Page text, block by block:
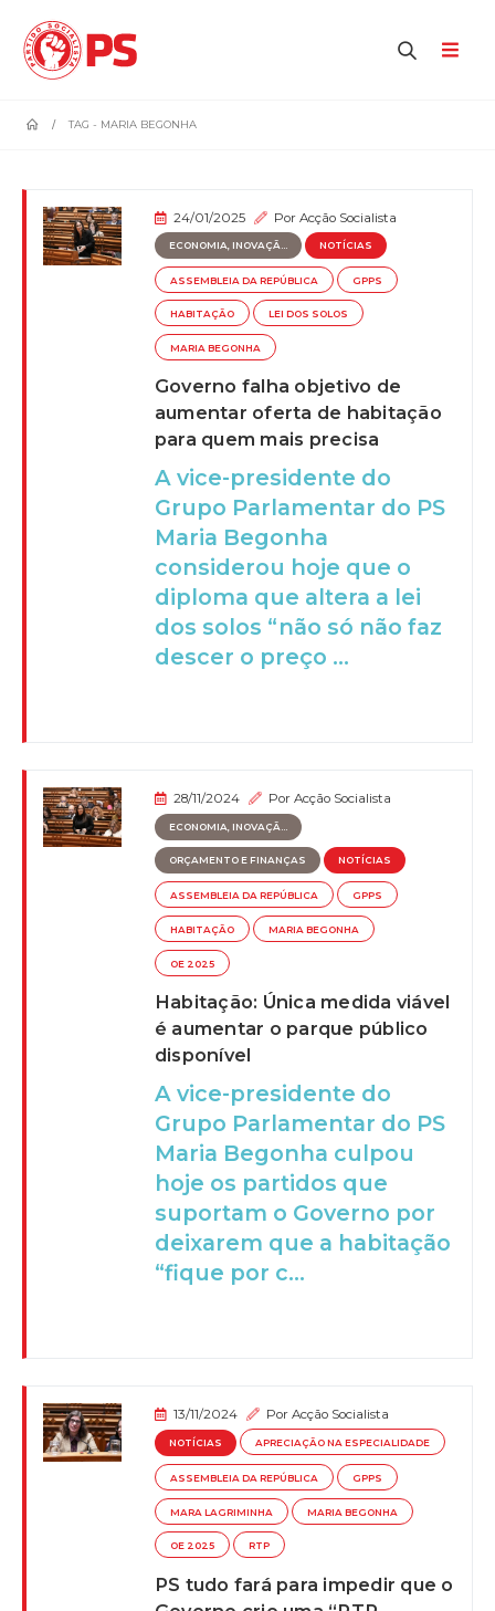
TAG - MARIA BEGONHA
24/01/2025 PorAcção Socialista
ECONOMIA, INOVAÇÃ... NOTÍCIAS
ASSEMBLEIA DA REPÚBLICA GPPS
HABITAÇÃO LEI DOS SOLOS
MARIA BEGONHA
Governo falha objetivo de
aumentar oferta de habitação
para quem mais precisa
A vice-presidente do
Grupo Parlamentar do PS
Maria Begonha
considerou hoje que o
diploma que altera a lei
dos solos “não só não faz
descer o preço ...
28/11/2024 PorAcção Socialista
ECONOMIA, INOVAÇÃ...
ORÇAMENTO E FINANÇAS NOTÍCIAS
ASSEMBLEIA DA REPÚBLICA GPPS
HABITAÇÃO MARIA BEGONHA
OE 2025
Habitação: Única medida viável
é aumentar o parque público
disponível
A vice-presidente do
Grupo Parlamentar do PS
Maria Begonha culpou
hoje os partidos que
suportam o Governo por
deixarem que a habitação
“fique por c...
13/11/2024 PorAcção Socialista
NOTÍCIAS APRECIAÇÃO NA ESPECIALIDADE
ASSEMBLEIA DA REPÚBLICA GPPS
MARA LAGRIMINHA MARIA BEGONHA
OE 2025 RTP
PS tudo fará para impedir que o